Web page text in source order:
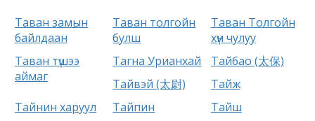
Таван замын
байлдаан
Таван толгойн
булш
Таван Толгойн
хүн чулуу
Таван түшээ
аймаг
Тагна Урианхай
Тайбао (太保)
Тайвэй (太尉)
Тайж
Тайнин харуул
Тайпин
Тайш